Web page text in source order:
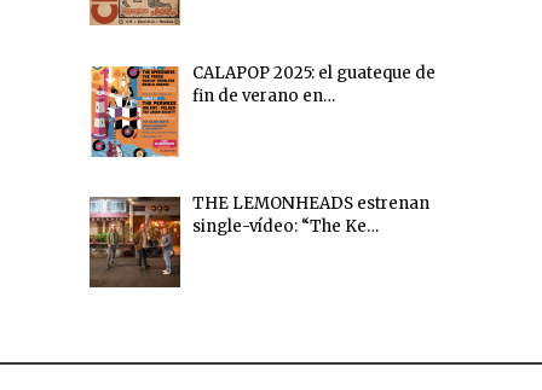
CALAPOP 2025: el guateque de
fin de verano en…
THE LEMONHEADS estrenan
single-vídeo: “The Ke…